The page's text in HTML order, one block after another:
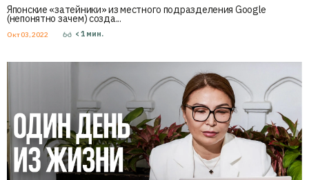
Японские «затейники» из местного подразделения Google
(непонятно зачем) созда...
Окт 03, 2022 < 1 мин.